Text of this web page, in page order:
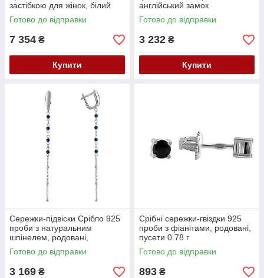
застібкою для жінок, білий
метал
Готово до відправки
7 354 ₴
Купити
англійський замок
Готово до відправки
3 232 ₴
Купити
Сережки-підвіски Срібло 925
проби з натуральним
шпінелем, родовані,
англійський замок, жіночі,
модель 2069348
Готово до відправки
3 169 ₴
Срібні сережки-гвіздки 925
проби з фіанітами, родовані,
пусети 0.78 г
Готово до відправки
893 ₴